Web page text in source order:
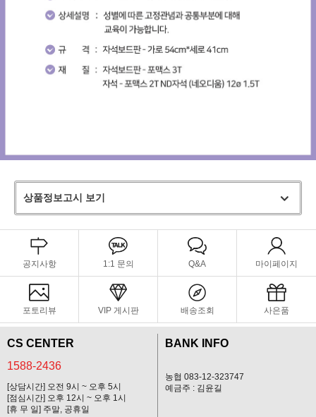
상품정보고시 보기
공지사항 1:1 문의 Q&A 마이페이지
포토리뷰 VIP 게시판 배송조회 사은품
CS CENTER
1588-2436
[상담시간] 오전 9시 ~ 오후 5시
[점심시간] 오후 12시 ~ 오후 1시
[휴 무 일] 주말, 공휴일
BANK INFO
농협 083-12-323747
예금주 : 김윤길